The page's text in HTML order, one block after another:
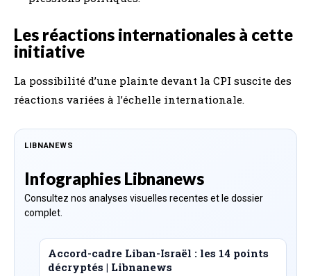
Les réactions internationales à cette
initiative
La possibilité d’une plainte devant la CPI suscite des
réactions variées à l’échelle internationale.
LIBNANEWS
Infographies Libnanews
Consultez nos analyses visuelles recentes et le dossier
complet.
Accord-cadre Liban-Israël : les 14 points
décryptés | Libnanews